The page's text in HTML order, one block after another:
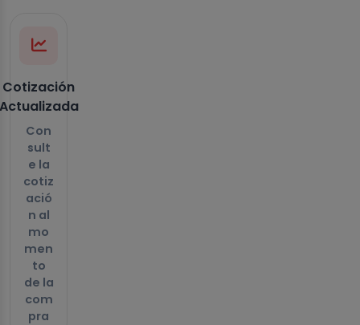
Cotización
Con
sult
e la
cotiz
ació
n al
mo
men
to
de la
com
pra